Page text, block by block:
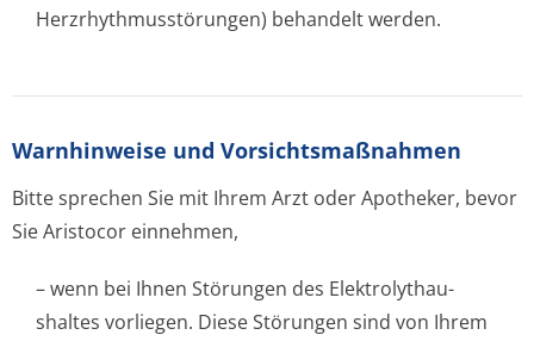
Herzrhythmusstörun­gen) behandelt werden.
Warnhinweise und Vorsichtsmaßnahmen
Bitte sprechen Sie mit Ihrem Arzt oder Apotheker, bevor
Sie Aristocor einnehmen,
– wenn bei Ihnen Störungen des Elektrolythau­
shaltes vorliegen. Diese Störungen sind von Ihrem